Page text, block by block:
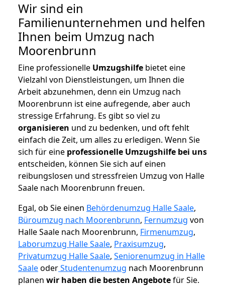
Wir sind ein
Familienunternehmen und helfen
Ihnen beim Umzug nach
Moorenbrunn
Eine professionelle Umzugshilfe bietet eine
Vielzahl von Dienstleistungen, um Ihnen die
Arbeit abzunehmen, denn ein Umzug nach
Moorenbrunn ist eine aufregende, aber auch
stressige Erfahrung. Es gibt so viel zu
organisieren und zu bedenken, und oft fehlt
einfach die Zeit, um alles zu erledigen. Wenn Sie
sich für eine professionelle Umzugshilfe bei uns
entscheiden, können Sie sich auf einen
reibungslosen und stressfreien Umzug von Halle
Saale nach Moorenbrunn freuen.
Egal, ob Sie einen Behördenumzug Halle Saale,
Büroumzug nach Moorenbrunn, Fernumzug von
Halle Saale nach Moorenbrunn, Firmenumzug,
Laborumzug Halle Saale, Praxisumzug,
Privatumzug Halle Saale, Seniorenumzug in Halle
SaaleoderStudentenumzug nach Moorenbrunn
planen wir haben die besten Angebotefür Sie.